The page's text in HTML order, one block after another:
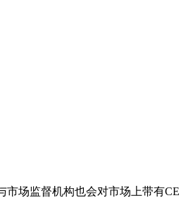
市场监督机构也会对市场上带有CE